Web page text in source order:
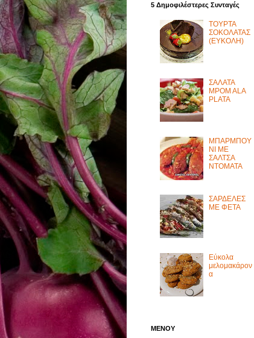
5 Δημοφιλέστερες Συνταγές
ΤΟΥΡΤΑ
ΣΟΚΟΛΑΤΑΣ
(ΕΥΚΟΛΗ)
ΣΑΛΑΤΑ
MPOM ALA
PLATA
ΜΠΑΡΜΠΟΥ
ΝΙ ΜΕ
ΣΑΛΤΣΑ
ΝΤΟΜΑΤΑ
ΣΑΡΔΕΛΕΣ
ΜΕ ΦΕΤΑ
Εύκολα
μελομακάρον
α
ΜΕΝΟΥ